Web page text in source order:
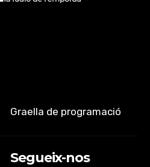
Graella de programació
Segueix-nos